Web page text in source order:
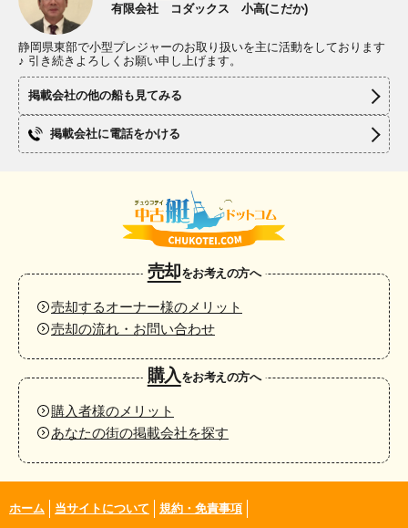
有限会社 コダックス 小高(こだか)
静岡県東部で小型プレジャーのお取り扱いを主に活動をしております
♪ 引き続きよろしくお願い申し上げます。
掲載会社の他の船も見てみる
掲載会社に電話をかける
売却をお考えの方へ
売却するオーナー様のメリット
売却の流れ・お問い合わせ
購入 をお考えの方へ
購入者様のメリット
あなたの街の掲載会社を探す
ホーム 当サイトについて 規約・免責事項